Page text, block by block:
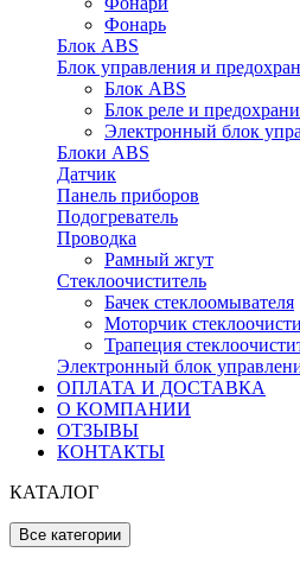
Фонарь
Блок ABS
Блок управления и
Блок ABS
Блок реле и
Электронный блок
Блоки ABS
Датчик
Панель приборов
Подогреватель
Проводка
Рамный жгут
Стеклоочиститель
Бачек стеклоомывателя
Моторчик
Трапеция
Электронный блок
ОПЛАТА И ДОСТАВКА
О КОМПАНИИ
ОТЗЫВЫ
КОНТАКТЫ
КАТАЛОГ
Все категории